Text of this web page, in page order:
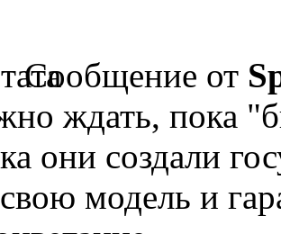
Сообщение от
ждать, пока
они создали
модель и